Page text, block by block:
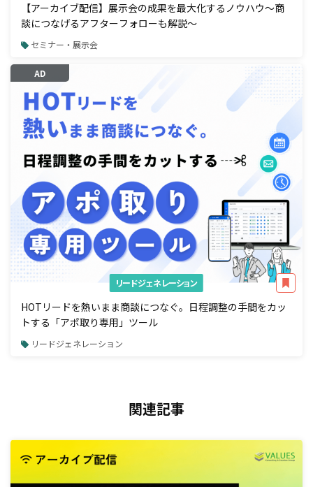
【アーカイブ配信】展示会の成果を最大化するノウハウ～商
談につなげるアフターフォローも解説～
セミナー・展示会
AD
リードジェネレーション
HOTリードを熱いまま商談につなぐ。日程調整の手間をカッ
トする「アポ取り専用」ツール
リードジェネレーション
関連記事